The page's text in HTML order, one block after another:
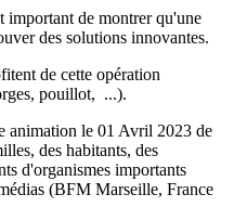
important de montrer qu'une
des solutions innovantes.
de cette opération
pouillot, ...).
animation le 01 Avril 2023 de
des habitants, des
d'organismes importants
(BFM Marseille, France